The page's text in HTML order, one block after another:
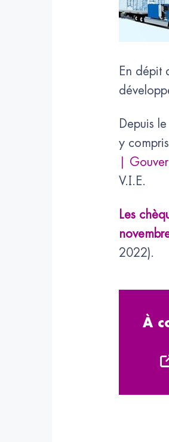
En dépit
Depuis
y
|
V.I.E.
Les
2022).
À